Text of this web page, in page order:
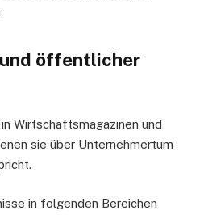
öffentlicher
Wirtschaftsmagazinen und
sie über Unternehmertum
in folgenden Bereichen